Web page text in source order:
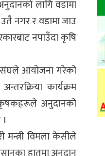
लागि वडामा
नगर र वडामा जाउ
नपाउँदा कृषि
आयोजना गरेको
कार्यक्रम
कृषकहरूले अनुदानको
मन्त्री विमला केसीले